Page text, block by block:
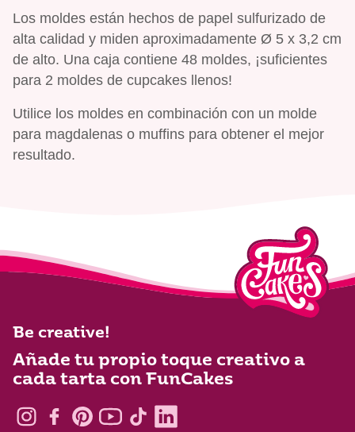
Los moldes están hechos de papel sulfurizado de
alta calidad y miden aproximadamente Ø 5 x 3,2 cm
de alto. Una caja contiene 48 moldes, ¡suficientes
para 2 moldes de cupcakes llenos!
Utilice los moldes en combinación con un molde
para magdalenas o muffins para obtener el mejor
resultado.
Be creative!
Añade tu propio toque creativo a
cada tarta con FunCakes